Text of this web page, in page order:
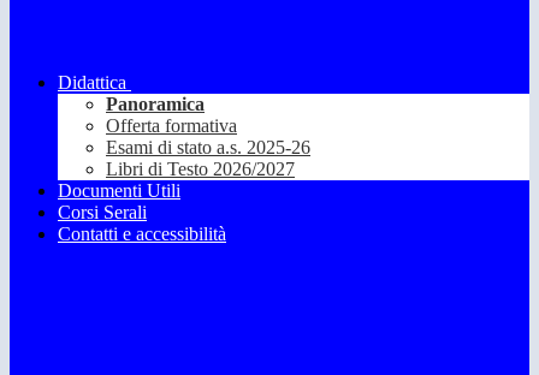
Didattica
Panoramica
Offerta formativa
Esami di stato a.s. 2025-26
Libri di Testo 2026/2027
Documenti Utili
Corsi Serali
Contatti e accessibilità